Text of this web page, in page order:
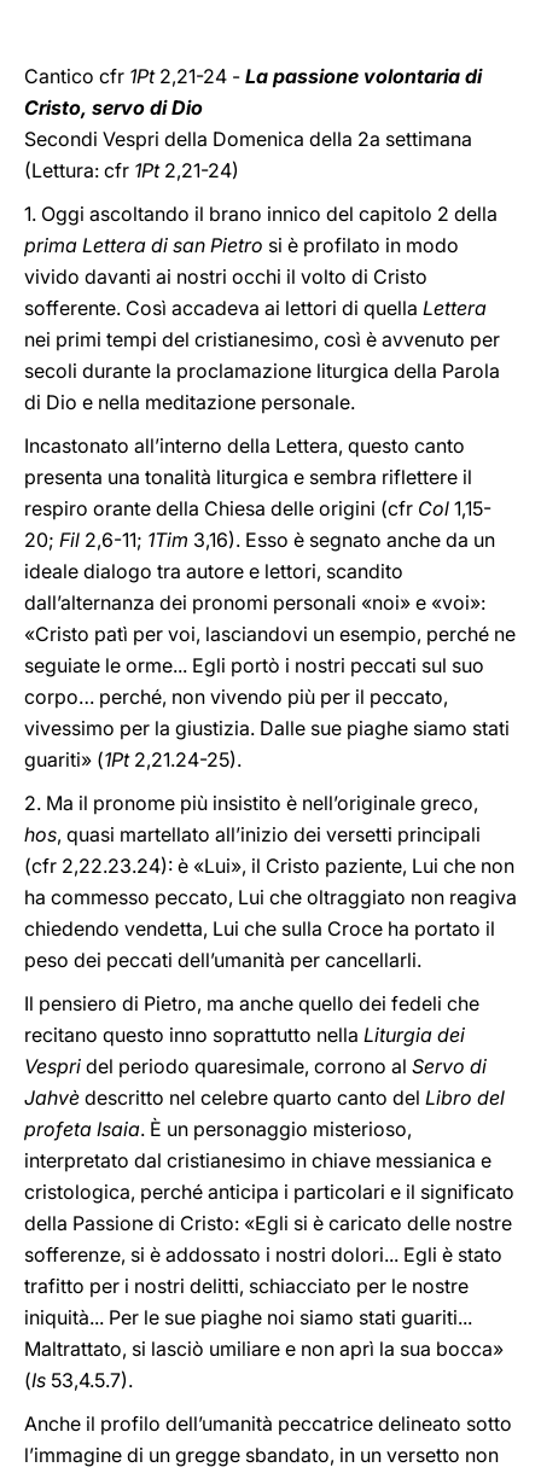
Cantico cfr 1Pt2,21-24 - La passione volontaria di
Cristo, servo di Dio
Secondi Vespri della Domenica della 2a settimana
(Lettura: cfr 1Pt2,21-24)
1. Oggi ascoltando il brano innico del capitolo 2 della
prima Lettera di san Pietro si è profilato in modo
vivido davanti ai nostri occhi il volto di Cristo
sofferente. Così accadeva ai lettori di quella Lettera
nei primi tempi del cristianesimo, così è avvenuto per
secoli durante la proclamazione liturgica della Parola
di Dio e nella meditazione personale.
Incastonato all’interno della Lettera, questo canto
presenta una tonalità liturgica e sembra riflettere il
respiro orante della Chiesa delle origini (cfr Col 1,15-
20; Fil 2,6-11; 1Tim 3,16). Esso è segnato anche da un
ideale dialogo tra autore e lettori, scandito
dall’alternanza dei pronomi personali «noi» e «voi»:
«Cristo patì per voi, lasciandovi un esempio, perché ne
seguiate le orme... Egli portò i nostri peccati sul suo
corpo… perché, non vivendo più per il peccato,
vivessimo per la giustizia. Dalle sue piaghe siamo stati
guariti» (1Pt 2,21.24-25).
2. Ma il pronome più insistito è nell’originale greco,
hos, quasi martellato all’inizio dei versetti principali
(cfr 2,22.23.24): è «Lui», il Cristo paziente, Lui che non
ha commesso peccato, Lui che oltraggiato non reagiva
chiedendo vendetta, Lui che sulla Croce ha portato il
peso dei peccati dell’umanità per cancellarli.
Il pensiero di Pietro, ma anche quello dei fedeli che
recitano questo inno soprattutto nella Liturgia dei
Vespri del periodo quaresimale, corrono al Servo di
Jahvè descritto nel celebre quarto canto del Libro del
profeta Isaia. È un personaggio misterioso,
interpretato dal cristianesimo in chiave messianica e
cristologica, perché anticipa i particolari e il significato
della Passione di Cristo: «Egli si è caricato delle nostre
sofferenze, si è addossato i nostri dolori... Egli è stato
trafitto per i nostri delitti, schiacciato per le nostre
iniquità... Per le sue piaghe noi siamo stati guariti...
Maltrattato, si lasciò umiliare e non aprì la sua bocca»
(Is 53,4.5.7).
Anche il profilo dell’umanità peccatrice delineato sotto
l’immagine di un gregge sbandato, in un versetto non